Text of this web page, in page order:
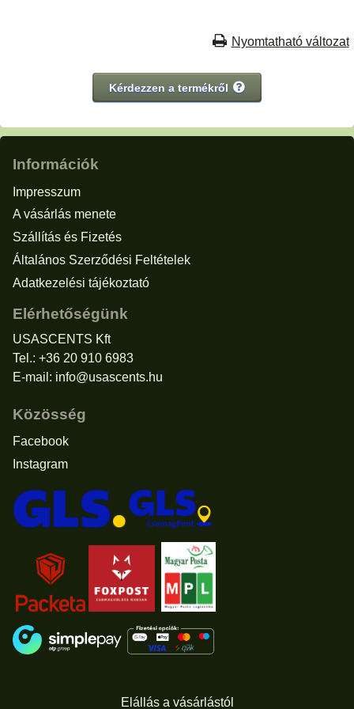
Nyomtatható változat
Kérdezzen a termékről
Információk
Impresszum
A vásárlás menete
Szállítás és Fizetés
Általános Szerződési Feltételek
Adatkezelési tájékoztató
Elérhetőségünk
USASCENTS Kft
Tel.: +36 20 910 6983
E-mail: info@usascents.hu
Közösség
Facebook
Instagram
Elállás a vásárlástól